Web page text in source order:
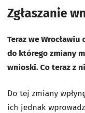
Zgłaszanie
Teraz we
do którego zmiany
wnioski. Co teraz z
Do tej zmiany
ich jednak